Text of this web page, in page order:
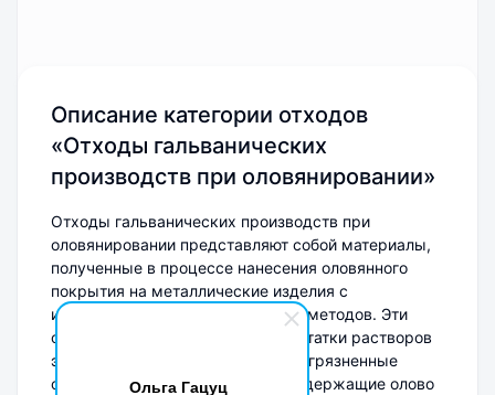
Ольга Гацуц
Описание категории отходов
«Отходы гальванических
производств при оловянировании»
Отходы гальванических производств при
оловянировании представляют собой материалы,
полученные в процессе нанесения оловянного
покрытия на металлические изделия с
использованием гальванических методов. Эти
отходы могут включать в себя остатки растворов
электролитов, осадки, а также загрязненные
фильтры и другие материалы, содержащие олово